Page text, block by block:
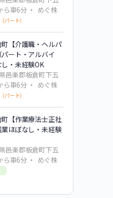
車6分
めぐ株
パート）
【介護職・ヘルパ
ート・アルバイ
・未経験OK
邑楽郡板倉町下五
車6分
めぐ株
パート）
【作業療法士正社
ほぼなし・未経験
邑楽郡板倉町下五
車6分
めぐ株